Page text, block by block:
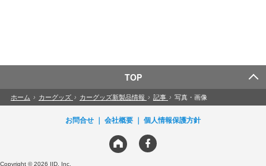
TOP
ホーム › カーグッズ › カーグッズ新製品情報 › 記事 › 写真・画像
お問合せ 会社概要 個人情報保護方針
Copyright © 2026 IID, Inc.